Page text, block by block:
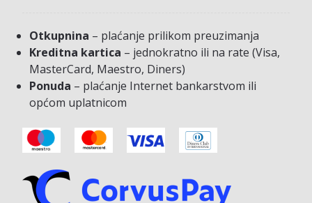
Otkupnina – plaćanje prilikom preuzimanja
Kreditna kartica – jednokratno ili na rate (Visa,
MasterCard, Maestro, Diners)
Ponuda – plaćanje Internet bankarstvom ili
općom uplatnicom